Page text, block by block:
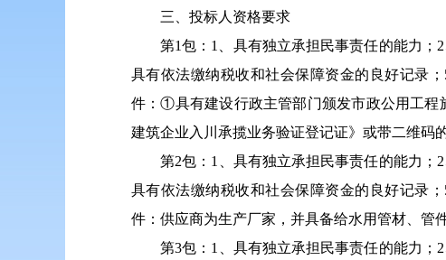
三、投标人资格要求
第1包：1、具有独立承担民事责任的能力；
具有依法缴纳税收和社会保障资金的良好记录
件：①具有建设行政主管部门颁发市政公用工
建筑企业入川承揽业务验证登记证》或带二维码
第2包： 1、具有独立承担民事责任的能力；
具有依法缴纳税收和社会保障资金的良好记录
件：供应商为生产厂家，并具备给水用管材、管
第3包： 1、具有独立承担民事责任的能力；